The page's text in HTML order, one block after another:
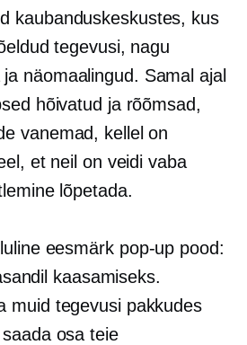
kaubanduskeskustes, kus
tegevusi, nagu
näomaalingud. Samal ajal
hõivatud ja rõõmsad,
vanemad, kellel on
et neil on veidi vaba
lõpetada.
eesmärk pop-up pood:
kaasamiseks.
muid tegevusi pakkudes
osa teie